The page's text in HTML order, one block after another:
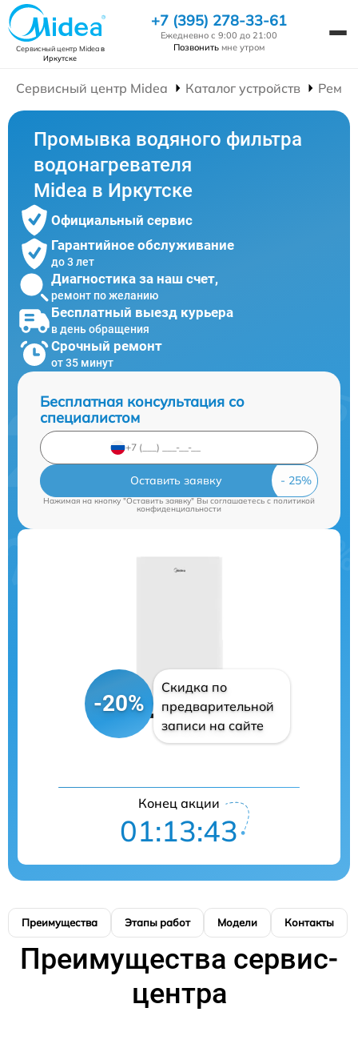
Сервисный центр Mideaв
Иркутске
+7 (395) 278-33-61
Ежедневно с 9:00 до 21:00
Позвонить мне утром
Сервисный центр Midea Каталог устройств
Промывка водяного фильтра
водонагревателя
Midea в Иркутске
Официальный сервис
Гарантийное обслуживание
до 3 лет
Диагностика за наш счет,
ремонт по желанию
Бесплатный выезд курьера
в день обращения
Срочный ремонт
от 35 минут
Бесплатная консультация со
специалистом
Оставить заявку
Нажимая на кнопку "Оставить заявку" Вы соглашаетесь cполитикой
конфиденциальности
-20%
Скидка по
предварительной
записи на сайте
Конец акции
01:13:42
Преимущества Этапы работ Модели Контакты
Преимущества сервис-
центра